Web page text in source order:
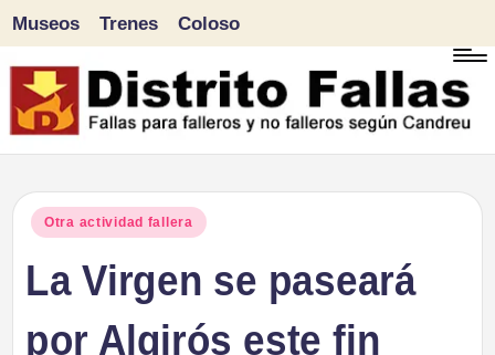
Saltar
al
Museos Trenes Coloso
Publicado
Otra actividad fallera
La Virgen se paseará
por Algirós este fin